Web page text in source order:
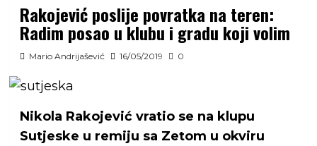
Rakojević poslije povratka na teren:
Radim posao u klubu i gradu koji volim
Mario Andrijašević 16/05/2019 0
Nikola Rakojević vratio se na klupu
Sutjeske u remiju sa Zetom u okviru